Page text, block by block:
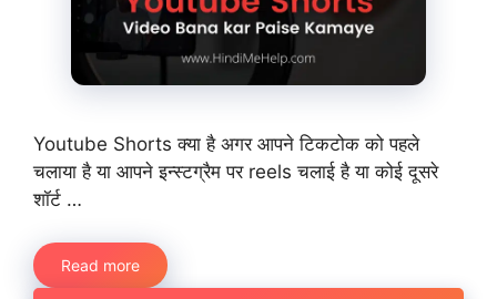
Youtube Shorts क्या है अगर आपने टिकटोक को पहले
चलाया है या आपने इन्स्टग्रैम पर reels चलाई है या कोई दूसरे
शॉर्ट …
Read more